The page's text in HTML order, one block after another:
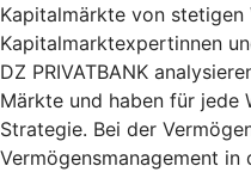
Kapitalmärkte von
Kapitalmarktexpertinnen
DZ PRIVATBANK
Märkte und haben für jede
Strategie. Bei der
Vermögensmanagement